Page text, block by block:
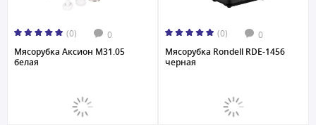
(0) 0
Мясорубка Аксион М31.05
белая
(0) 0
Мясорубка Rondell RDE-1456
черная